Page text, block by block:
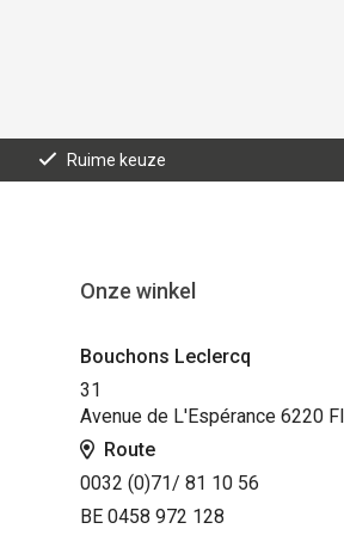
Ruime keuze
Onze winkel
Bouchons Leclercq
31
Avenue de L'Espérance 6220
Route
0032 (0)71/ 81 10 56
BE 0458 972 128